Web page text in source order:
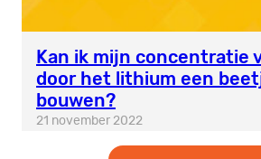
Kan ik mijn concentratie
door het lithium een
bouwen?
21 november 2022